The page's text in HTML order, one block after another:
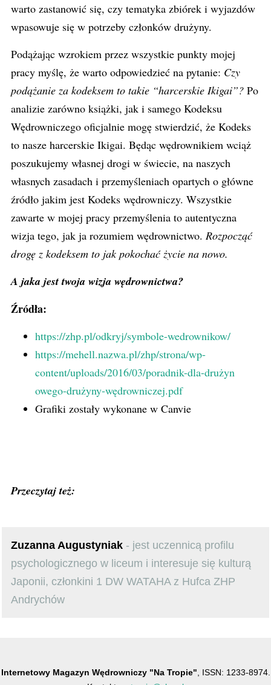
warto zastanowić się, czy tematyka zbiórek i wyjazdów
wpasowuje się w potrzeby członków drużyny.
Podążając wzrokiem przez wszystkie punkty mojej
pracy myślę, że warto odpowiedzieć na pytanie: Czy
podążanie za kodeksem to takie “harcerskie Ikigai”? Po
analizie zarówno książki, jak i samego Kodeksu
Wędrowniczego oficjalnie mogę stwierdzić, że Kodeks
to nasze harcerskie Ikigai. Będąc wędrownikiem wciąż
poszukujemy własnej drogi w świecie, na naszych
własnych zasadach i przemyśleniach opartych o główne
źródło jakim jest Kodeks wędrowniczy. Wszystkie
zawarte w mojej pracy przemyślenia to autentyczna
wizja tego, jak ja rozumiem wędrownictwo. Rozpocząć
drogę z kodeksem to jak pokochać życie na nowo.
A jaka jest twoja wizja wędrownictwa?
Źródła:
https://zhp.pl/odkryj/symbole-wedrownikow/
https://mehell.nazwa.pl/zhp/strona/wp-
content/uploads/2016/03/poradnik-dla-drużyn
owego-drużyny-wędrowniczej.pdf
Grafiki zostały wykonane w Canvie
Przeczytaj też:
Zuzanna Augustyniak - jest uczennicą profilu
psychologicznego w liceum i interesuje się kulturą
Japonii, członkini 1 DW WATAHA z Hufca ZHP
Andrychów
Internetowy Magazyn Wędrowniczy "Na Tropie" , ISSN: 1233-8974.